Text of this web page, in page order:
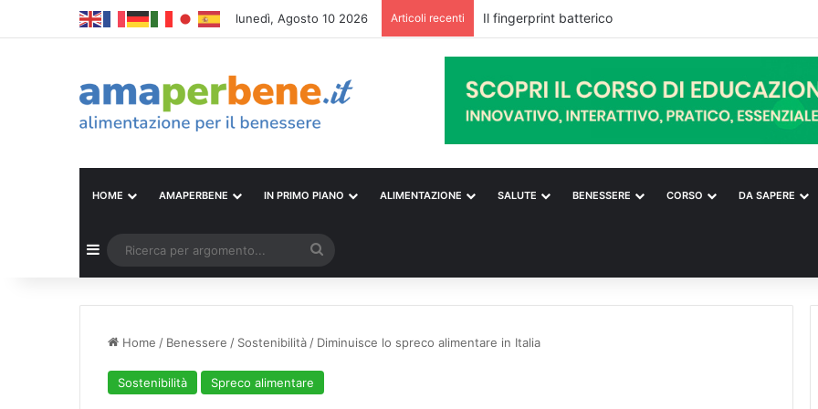
lunedì, Agosto 10 2026 Articoli recenti Il fingerprint batterico
HOME AMAPERBENE IN PRIMO PIANO ALIMENTAZIONE SALUTE BENESSERE CORSO DA SAPERE
Barra laterale
per
Home / Benessere / Sostenibilità / Diminuisce lo spreco alimentare in Italia
Sostenibilità Spreco alimentare